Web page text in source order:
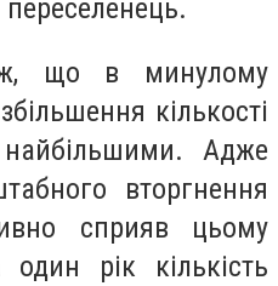
що в минулому
кількості
найбільшими. Адже
вторгнення
сприяв цьому
рік кількість